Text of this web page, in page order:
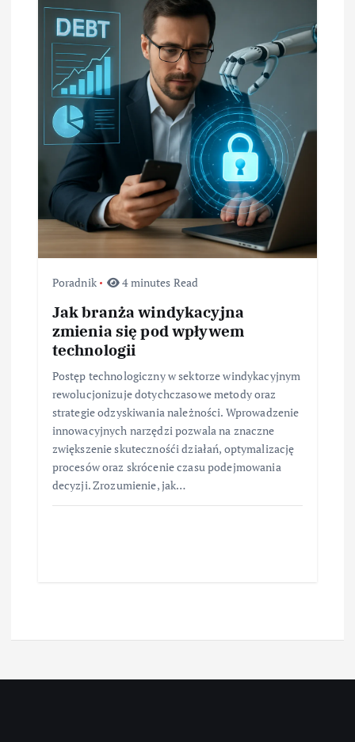
Poradnik 4 minutes Read
Jak branża windykacyjna
zmienia się pod wpływem
technologii
Postęp technologiczny w sektorze windykacyjnym
rewolucjonizuje dotychczasowe metody oraz
strategie odzyskiwania należności. Wprowadzenie
innowacyjnych narzędzi pozwala na znaczne
zwiększenie skutecznośći działań, optymalizację
procesów oraz skrócenie czasu podejmowania
decyzji. Zrozumienie, jak…